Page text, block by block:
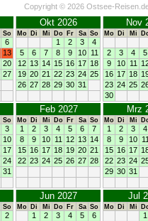
Copyright © 2026 Ostsee-
So
6
13
20
27
Okt 2026
Mo Di Mi Do Fr Sa So
1 2 3
4
5
6 7 8 9 10 11
12 13 14 15 16 17 18
19 20 21 22 23 24 25
26 27 28 29 30 31
Nov
Mo Di Mi
2 3 4
5
9
10 11
16 17 18
23 24 25
30
So
3
10
17
24
31
Feb 2027
Mo Di Mi Do Fr Sa So
1 2 3 4 5 6
7
8
9 10 11 12 13 14
15 16 17 18 19 20 21
22 23 24 25 26 27 28
Mrz
Mo Di Mi
1 2 3
4
8
9 10
15 16 17
22 23 24
29 30 31
So
2
Jun 2027
Mo Di Mi Do Fr Sa So
1 2 3 4 5
6
Jul
Mo Di Mi
1